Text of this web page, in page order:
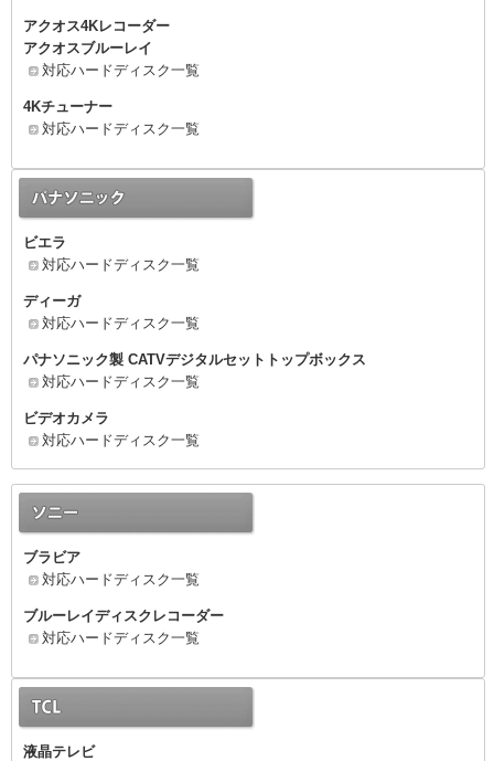
アクオス4Kレコーダー
アクオスブルーレイ
対応ハードディスク一覧
4Kチューナー
対応ハードディスク一覧
ビエラ
対応ハードディスク一覧
ディーガ
対応ハードディスク一覧
パナソニック製 CATVデジタルセットトップボックス
対応ハードディスク一覧
ビデオカメラ
対応ハードディスク一覧
ブラビア
対応ハードディスク一覧
ブルーレイディスクレコーダー
対応ハードディスク一覧
液晶テレビ